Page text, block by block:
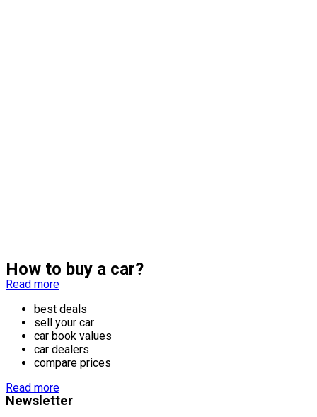
How to buy a car?
Read more
best deals
sell your car
car book values
car dealers
compare prices
Read more
Newsletter